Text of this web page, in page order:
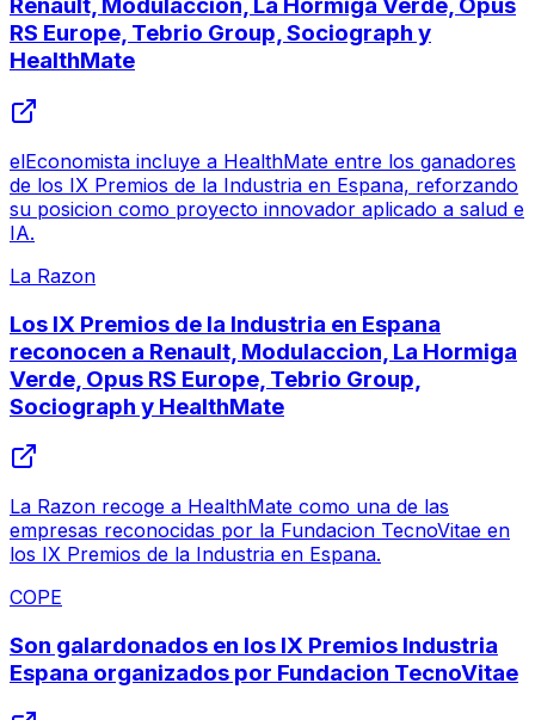
Renault, Modulaccion, La Hormiga Verde, Opus
RS Europe, Tebrio Group, Sociograph y
HealthMate
elEconomista incluye a HealthMate entre los ganadores
de los IX Premios de la Industria en Espana, reforzando
su posicion como proyecto innovador aplicado a salud e
IA.
La Razon
Los IX Premios de la Industria en Espana
reconocen a Renault, Modulaccion, La Hormiga
Verde, Opus RS Europe, Tebrio Group,
Sociograph y HealthMate
La Razon recoge a HealthMate como una de las
empresas reconocidas por la Fundacion TecnoVitae en
los IX Premios de la Industria en Espana.
COPE
Son galardonados en los IX Premios Industria
Espana organizados por Fundacion TecnoVitae